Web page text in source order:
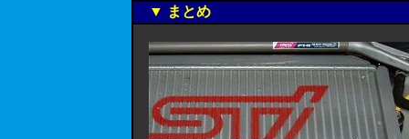
▼ まとめ